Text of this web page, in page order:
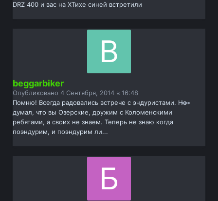
DRZ 400 и вас на ХТихе синей встретили
beggarbiker
Опубликовано4 Сентября, 2014 в 16:48
Помню! Всегда радовались встрече с эндуристами. Не
думал, что вы Озерские, дружим с Коломенскими
ребятами, а своих не знаем. Теперь не знаю когда
поэндурим, и поэндурим ли...